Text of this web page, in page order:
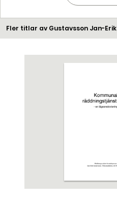
Fler titlar av Gustavsson Jan-Erik